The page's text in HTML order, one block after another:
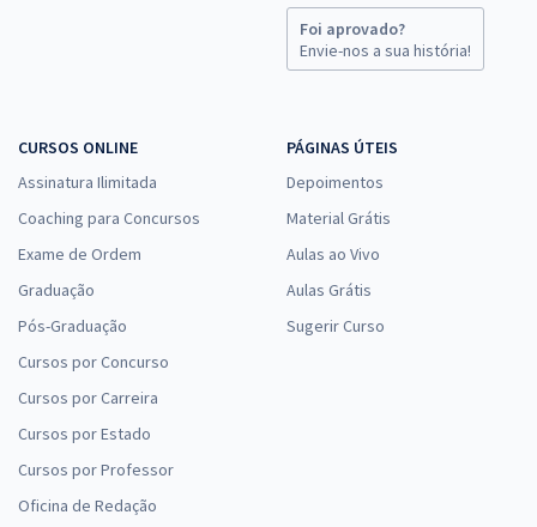
Foi aprovado?
Envie-nos a sua história!
CURSOS ONLINE
Assinatura Ilimitada
Coaching para Concursos
Exame de Ordem
Graduação
Pós-Graduação
Cursos por Concurso
Cursos por Carreira
Cursos por Estado
Cursos por Professor
Oficina de Redação
PÁGINAS ÚTEIS
Depoimentos
Material Grátis
Aulas ao Vivo
Aulas Grátis
Sugerir Curso